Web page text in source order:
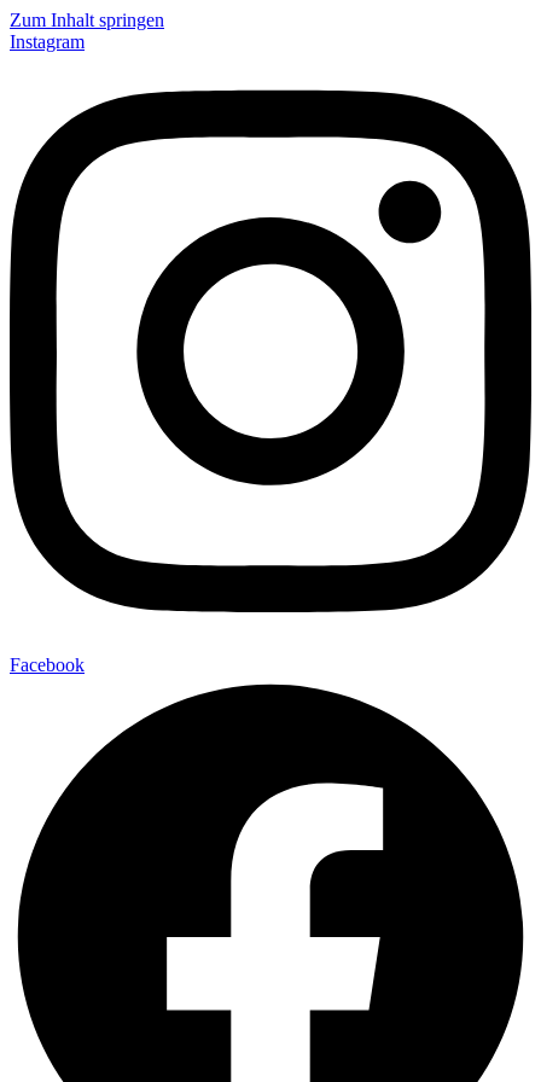
Zum Inhalt springen
Instagram
Facebook